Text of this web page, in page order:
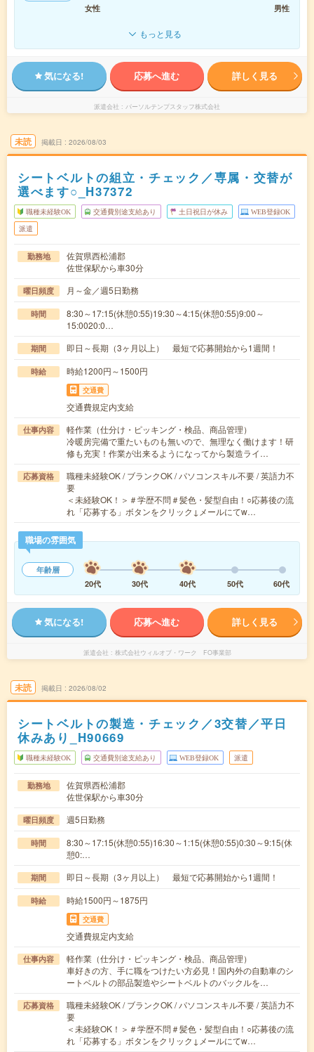
女性
男性
もっと見る
気になる! 応募へ進む 詳しく見る
派遣会社 パーソルテンプスタッフ株式会社
未読 掲載日 2026/08/03
シートベルトの組立・チェック／専属・交替が
選べます○_H37372
職種未経験OK 交通費別途支給あり 土日祝日が休み WEB登録OK
派遣
勤務地
佐賀県西松浦郡
佐世保駅から車30分
曜日頻度 月～金／週5日勤務
時間
8:30～17:15(休憩0:55)19:30～4:15(休憩0:55)9:00～
15:0020:0…
期間 即日～長期（3ヶ月以上） 最短で応募開始から1週間！
時給 時給1200円～1500円
交通費
交通費規定内支給
仕事内容
軽作業（仕分け・ピッキング・検品、商品管理）
冷暖房完備で重たいものも無いので、無理なく働けます！研
修も充実！作業が出来るようになってから製造ライ…
応募資格
職種未経験OK / ブランクOK / パソコンスキル不要 / 英語力不
要
＜未経験OK！＞＃学歴不問＃髪色・髪型自由！○応募後の流
れ「応募する」ボタンをクリック↓メールにてw…
職場の雰囲気
年齢層
20代
30代 40代 50代 60代
気になる! 応募へ進む 詳しく見る
派遣会社 株式会社ウィルオブ・ワーク FO事業部
未読 掲載日 2026/08/02
シートベルトの製造・チェック／3交替／平日
休みあり_H90669
職種未経験OK 交通費別途支給あり WEB登録OK 派遣
勤務地
佐賀県西松浦郡
佐世保駅から車30分
曜日頻度 週5日勤務
時間
8:30～17:15(休憩0:55)16:30～1:15(休憩0:55)0:30～9:15(休
憩0:…
期間 即日～長期（3ヶ月以上） 最短で応募開始から1週間！
時給 時給1500円～1875円
交通費
交通費規定内支給
仕事内容
軽作業（仕分け・ピッキング・検品、商品管理）
車好きの方、手に職をつけたい方必見！国内外の自動車のシ
ートベルトの部品製造やシートベルトのバックルを…
応募資格
職種未経験OK / ブランクOK / パソコンスキル不要 / 英語力不
要
＜未経験OK！＞＃学歴不問＃髪色・髪型自由！○応募後の流
れ「応募する」ボタンをクリック↓メールにてw…